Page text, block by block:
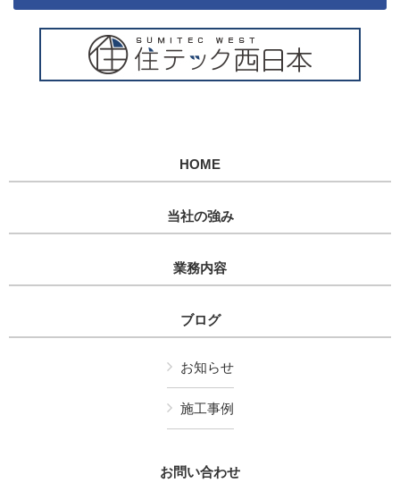
HOME
当社の強み
業務内容
ブログ
お知らせ
施工事例
お問い合わせ